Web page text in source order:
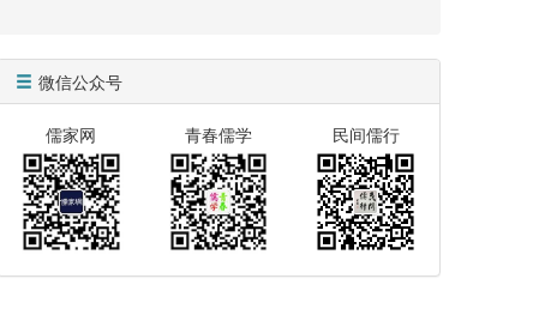
微信公众号
儒家网 青春儒学 民间儒行